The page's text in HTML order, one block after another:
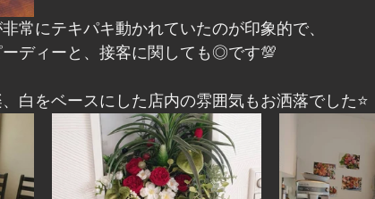
常にテキパキ動かれていたのが印象的で、
ディーと、接客に関しても◎です💯
白をベースにした店内の雰囲気もお洒落でした⭐️